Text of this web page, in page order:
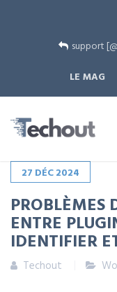
support
LE MAG
27 DÉC2024
PROBLÈMES
ENTRE
IDENTIFIER
Techout